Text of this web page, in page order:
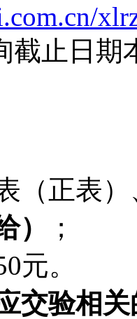
止日期
（正表
）
；
元。
交验相